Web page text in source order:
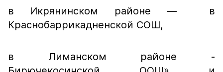
в Икрянинском районе — в
Краснобаррикадненской СОШ,
в Лиманском районе -